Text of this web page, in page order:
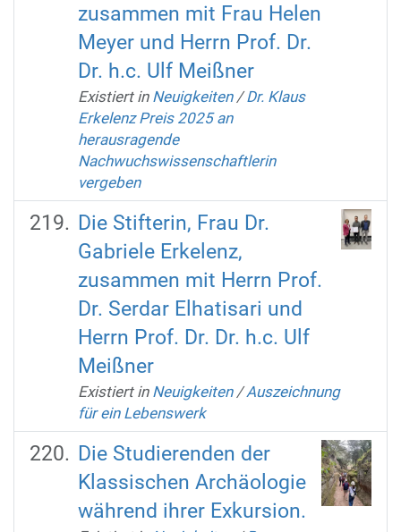
zusammen mit Frau Helen
Meyer und Herrn Prof. Dr.
Dr. h.c. Ulf Meißner
Existiert in Neuigkeiten /Dr. Klaus
Erkelenz Preis 2025 an
herausragende
Nachwuchswissenschaftlerin
vergeben
Die Stifterin, Frau Dr.
Gabriele Erkelenz,
zusammen mit Herrn Prof.
Dr. Serdar Elhatisari und
Herrn Prof. Dr. Dr. h.c. Ulf
Meißner
Existiert in Neuigkeiten /Auszeichnung
für ein Lebenswerk
Die Studierenden der
Klassischen Archäologie
während ihrer Exkursion.